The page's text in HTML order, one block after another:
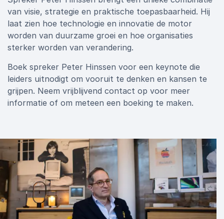
van visie, strategie en praktische toepasbaarheid. Hij
laat zien hoe technologie en innovatie de motor
worden van duurzame groei en hoe organisaties
sterker worden van verandering.
Boek spreker Peter Hinssen voor een keynote die
leiders uitnodigt om vooruit te denken en kansen te
grijpen. Neem vrijblijvend contact op voor meer
informatie of om meteen een boeking te maken.